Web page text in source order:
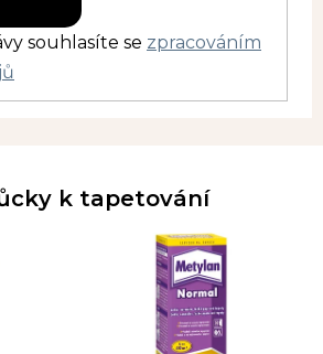
souhlasíte se zpracováním
k tapetování